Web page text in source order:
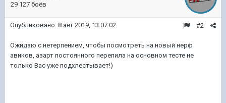
29 127 боёв
#2
Опубликовано: 8 авг 2019, 13:07:02
Ожидаю с нетерпением, чтобы посмотреть на новый нерф
авиков, азарт постоянного перепила на основном тесте не
только Вас уже подхлестывает!)